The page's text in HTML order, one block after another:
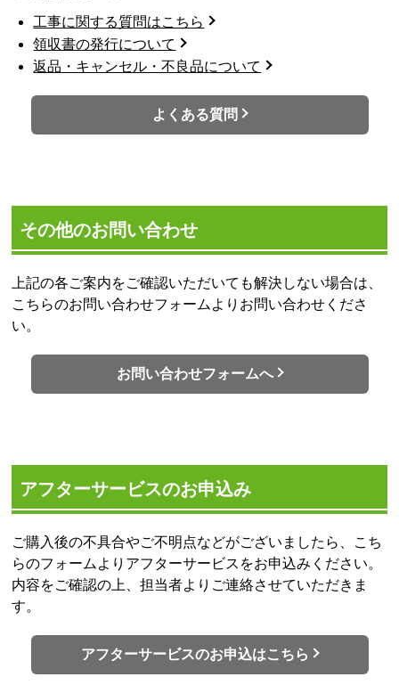
工事に関する質問はこちら
領収書の発行について
返品・キャンセル・不良品について
よくある質問
その他のお問い合わせ
上記の各ご案内をご確認いただいても解決しない場合は、
こちらのお問い合わせフォームよりお問い合わせくださ
い。
お問い合わせフォームへ
アフターサービスのお申込み
ご購入後の不具合やご不明点などがございましたら、こち
らのフォームよりアフターサービスをお申込みください。
内容をご確認の上、担当者よりご連絡させていただきま
す。
アフターサービスのお申込はこちら